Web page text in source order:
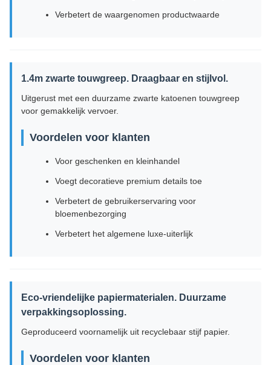
Verbetert de waargenomen productwaarde
1.4m zwarte touwgreep. Draagbaar en stijlvol.
Uitgerust met een duurzame zwarte katoenen touwgreep
voor gemakkelijk vervoer.
Voordelen voor klanten
Voor geschenken en kleinhandel
Voegt decoratieve premium details toe
Verbetert de gebruikerservaring voor
bloemenbezorging
Verbetert het algemene luxe-uiterlijk
Eco-vriendelijke papiermaterialen. Duurzame
verpakkingsoplossing.
Geproduceerd voornamelijk uit recyclebaar stijf papier.
Voordelen voor klanten